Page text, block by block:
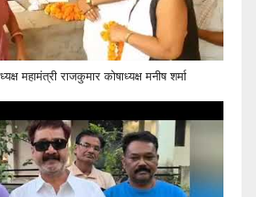
महामंत्री राजकुमार कोषाध्यक्ष मनीष शर्मा